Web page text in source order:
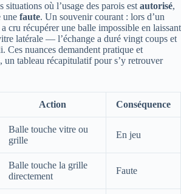
où l’usage des parois est autorisé,
une faute. Un souvenir courant : lors d’un
cru récupérer une balle impossible en laissant
latérale — l’échange a duré vingt coups et
Ces nuances demandent pratique et
un tableau récapitulatif pour s’y retrouver
Action Conséquence
Balle touche vitre ou
grille
En jeu
Balle touche la grille
directement
Faute